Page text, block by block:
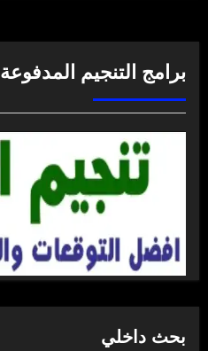
برامج التنجيم المدفوعة
بحث داخلي